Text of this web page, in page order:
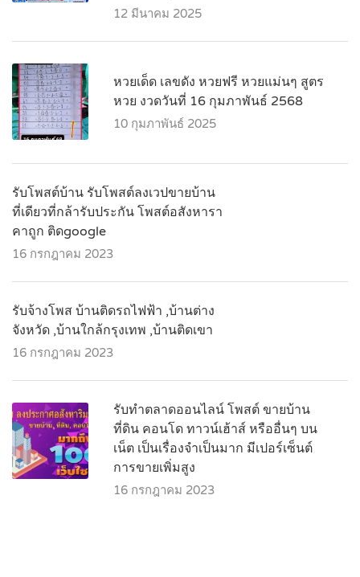
12 มีนาคม 2025
หวยเด็ด เลขดัง หวยฟรี หวยแม่นๆ สูตร
หวย งวดวันที่ 16 กุมภาพันธ์ 2568
10 กุมภาพันธ์ 2025
รับโพสต์บ้าน รับโพสต์ลงเวปขายบ้าน
ที่เดียวที่กล้ารับประกัน โพสต์อสังหารา
คาถูก ติดgoogle
16 กรกฎาคม 2023
รับจ้างโพส บ้านติดรถไฟฟ้า ,บ้านต่าง
จังหวัด ,บ้านใกล้กรุงเทพ ,บ้านติดเขา
16 กรกฎาคม 2023
รับทำตลาดออนไลน์ โพสต์ ขายบ้าน
ที่ดิน คอนโด ทาวน์เฮ้าส์ หรืออื่นๆ บน
เน็ต เป็นเรื่องจำเป็นมาก มีเปอร์เซ็นต์
การขายเพิ่มสูง
16 กรกฎาคม 2023